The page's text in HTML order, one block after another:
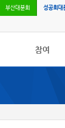
부산대분회 성공회대
참여